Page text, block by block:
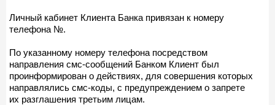
Личный кабинет Клиента Банка привязан к номеру
телефона №.
По указанному номеру телефона посредством
направления смс-сообщений Банком Клиент был
проинформирован о действиях, для совершения которых
направлялись смс-коды, с предупреждением о запрете
их разглашения третьим лицам.